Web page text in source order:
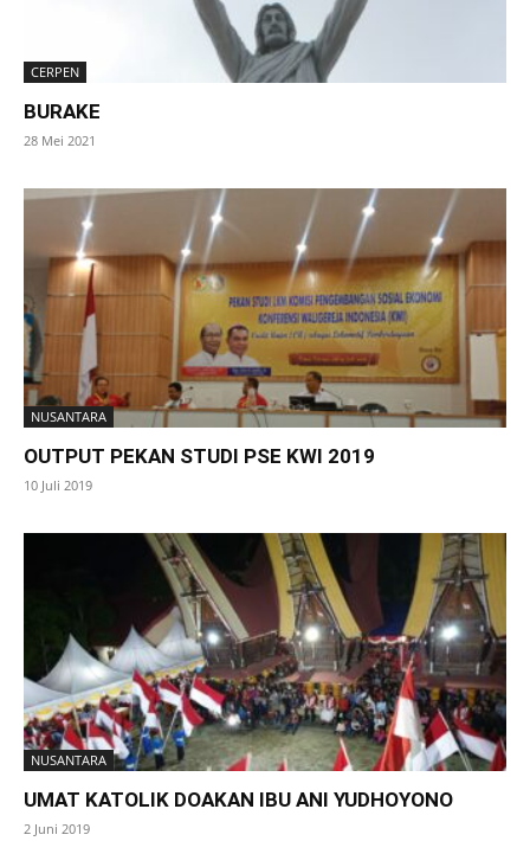
CERPEN
BURAKE
28 Mei 2021
NUSANTARA
OUTPUT PEKAN STUDI PSE KWI 2019
10 Juli 2019
NUSANTARA
UMAT KATOLIK DOAKAN IBU ANI YUDHOYONO
2 Juni 2019